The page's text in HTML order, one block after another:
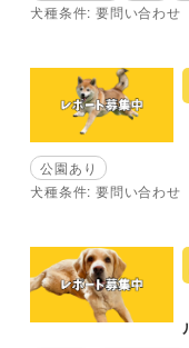
犬種条件: 要問い合わせ
公園あり
犬種条件: 要問い合わせ